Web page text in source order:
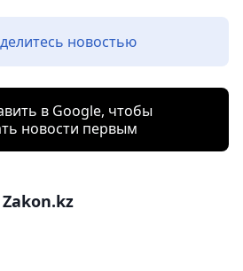
новостью
в Google, чтобы
новости первым